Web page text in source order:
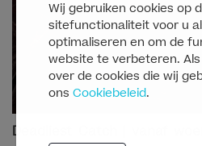
Wij gebruiken cookies op
sitefunctionaliteit voor u
optimaliseren en om de
website te verbeteren.
over de cookies die wij
ons Cookiebeleid.
Deadliest Catch | vanaf